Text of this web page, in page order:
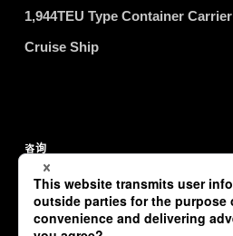
1,944TEU Type Container Carrier
Cruise Ship
咨询
关于隐私权政策
网站导航